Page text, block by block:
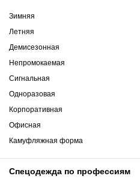
Зимняя
Летняя
Демисезонная
Непромокаемая
Сигнальная
Одноразовая
Корпоративная
Офисная
Камуфляжная форма
Спецодежда по профессиям